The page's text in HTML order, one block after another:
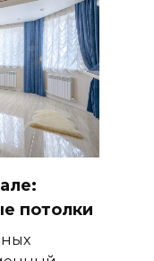
потолки